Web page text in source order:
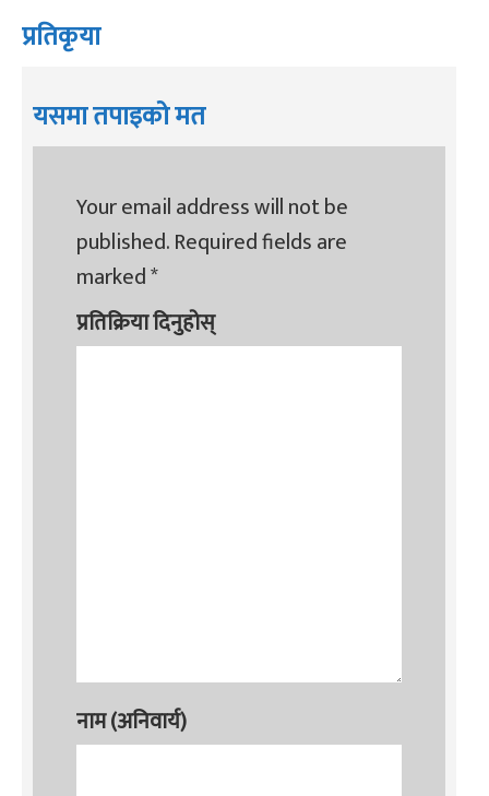
प्रतिकृया
यसमा तपाइको मत
Your email address will not be
published.Required fields are
marked*
प्रतिक्रिया दिनुहोस्
नाम (अनिवार्य)